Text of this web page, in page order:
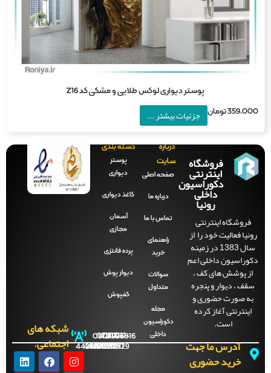
پوستر دیواری لوکس طلایی و مشکی کد Z16
تومان جزئیات بیشتر ...
فروشگاه
اینترنتی
دکوراسیون
داخلی
رونیا
فروشگاه اینترنتی
فعالیت خود را از
سال 1383 در زمینه
داخلی اعم
پوشش های کف ،
، دیوار و پنجره
صورت حضوری و
اینترنتی آغاز کرده
درباره
سایت
صفحه‌ اصلی
درباره ما
تماس با ما
راهنمای
سوالات
متداول
دکوراسیون
دسته بندی
دیواری
کاغذ دیواری
آسمان
پرده فانتزی
دیوار پوش
کفپوش
آدرس ما جهت
خرید حضوری
09121996816
021-
44288929
021-
44288700
021-
44288701
021-
44288702
شبکه های
اجتماعی: